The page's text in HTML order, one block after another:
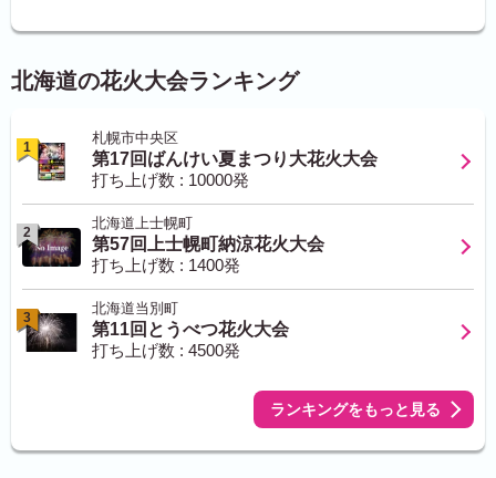
北海道の花火大会ランキング
1
札幌市中央区
第17回ばんけい夏まつり大花火大会
打ち上げ数 : 10000発
2
北海道上士幌町
第57回上士幌町納涼花火大会
打ち上げ数 : 1400発
3
北海道当別町
第11回とうべつ花火大会
打ち上げ数 : 4500発
ランキングをもっと見る